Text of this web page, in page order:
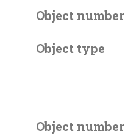
Object number
Object type
Object number